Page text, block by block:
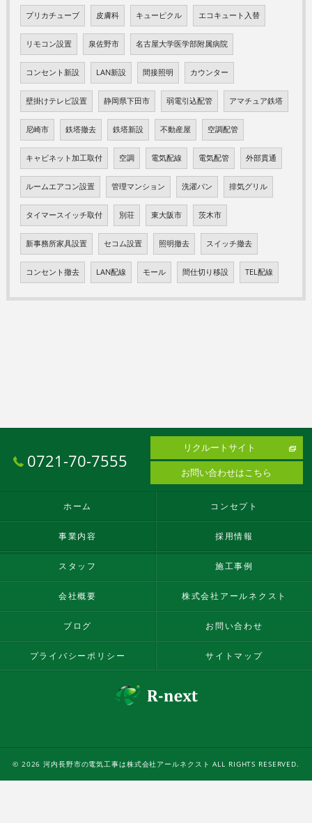
プリカチューブ 皮膚科 キューピクル エコキュート入替
リモコン設置 泉佐野市 名古屋大学医学部附属病院
コンセント新設 LAN新設 間接照明 カウンター
壁掛けテレビ設置 静岡県下田市 弱電引込配管 アマチュア鉄塔
尼崎市 鉄塔撤去 鉄塔新設 不動産屋 空調配管
キャビネット加工取付 空調 電気配線 電気配管 外部貫通
ルームエアコン設置 管理マンション 洗濯パン 排気グリル
タイマースイッチ取付 別荘 東大阪市 茨木市
新事務所家具設置 セコム設置 照明撤去 スイッチ撤去
コンセント撤去 LAN配線 モール 間仕切り移設 TEL配線
0721-70-7555
リクルートサイト
お問い合わせはこちら
ホーム コンセプト
事業内容 採用情報
スタッフ 施工事例
会社概要 株式会社アールネクスト
ブログ お問い合わせ
プライバシーポリシー サイトマップ
© 2026 河内長野市の電気工事は株式会社アールネクスト ALL RIGHTS RESERVED.